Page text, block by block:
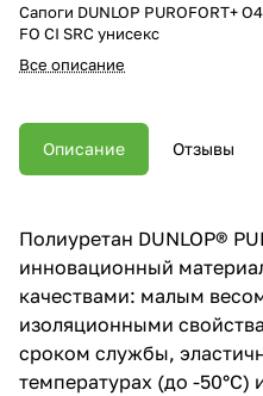
Сапоги DUNLOP PUROFORT+ O4
FO CI SRC унисекс
Все описание
Описание Отзывы
Полиуретан DUNLOP®
инновационный
качествами: малым
изоляционными
сроком службы,
температурах (до -50°С)